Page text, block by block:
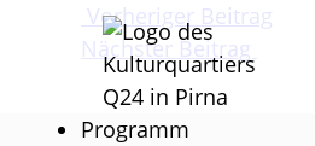
Programm
Vorheriger Beitrag
Nächster Beitrag